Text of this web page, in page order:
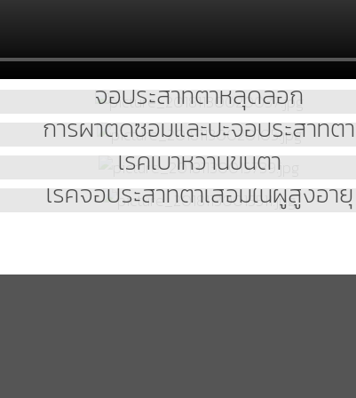
จอประสาทตาหลุดลอก
การผ่าตัดซ่อมและปะจอประสาทตา
โรคเบาหวานขึ้นตา
โรคจอประสาทตาเสื่อมในผู้สูงอายุ